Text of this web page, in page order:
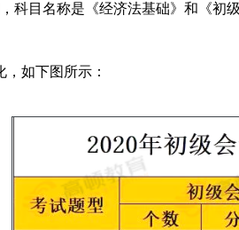
目名称是《经济法基础》和《初级
如下图所示：